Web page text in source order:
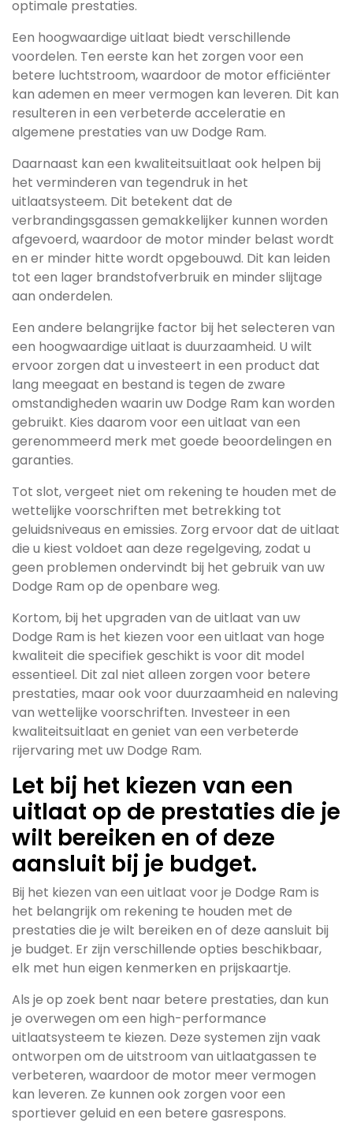
optimale prestaties.
Een hoogwaardige uitlaat biedt verschillende
voordelen. Ten eerste kan het zorgen voor een
betere luchtstroom, waardoor de motor efficiënter
kan ademen en meer vermogen kan leveren. Dit kan
resulteren in een verbeterde acceleratie en
algemene prestaties van uw Dodge Ram.
Daarnaast kan een kwaliteitsuitlaat ook helpen bij
het verminderen van tegendruk in het
uitlaatsysteem. Dit betekent dat de
verbrandingsgassen gemakkelijker kunnen worden
afgevoerd, waardoor de motor minder belast wordt
en er minder hitte wordt opgebouwd. Dit kan leiden
tot een lager brandstofverbruik en minder slijtage
aan onderdelen.
Een andere belangrijke factor bij het selecteren van
een hoogwaardige uitlaat is duurzaamheid. U wilt
ervoor zorgen dat u investeert in een product dat
lang meegaat en bestand is tegen de zware
omstandigheden waarin uw Dodge Ram kan worden
gebruikt. Kies daarom voor een uitlaat van een
gerenommeerd merk met goede beoordelingen en
garanties.
Tot slot, vergeet niet om rekening te houden met de
wettelijke voorschriften met betrekking tot
geluidsniveaus en emissies. Zorg ervoor dat de uitlaat
die u kiest voldoet aan deze regelgeving, zodat u
geen problemen ondervindt bij het gebruik van uw
Dodge Ram op de openbare weg.
Kortom, bij het upgraden van de uitlaat van uw
Dodge Ram is het kiezen voor een uitlaat van hoge
kwaliteit die specifiek geschikt is voor dit model
essentieel. Dit zal niet alleen zorgen voor betere
prestaties, maar ook voor duurzaamheid en naleving
van wettelijke voorschriften. Investeer in een
kwaliteitsuitlaat en geniet van een verbeterde
rijervaring met uw Dodge Ram.
Let bij het kiezen van een
uitlaat op de prestaties die je
wilt bereiken en of deze
aansluit bij je budget.
Bij het kiezen van een uitlaat voor je Dodge Ram is
het belangrijk om rekening te houden met de
prestaties die je wilt bereiken en of deze aansluit bij
je budget. Er zijn verschillende opties beschikbaar,
elk met hun eigen kenmerken en prijskaartje.
Als je op zoek bent naar betere prestaties, dan kun
je overwegen om een high-performance
uitlaatsysteem te kiezen. Deze systemen zijn vaak
ontworpen om de uitstroom van uitlaatgassen te
verbeteren, waardoor de motor meer vermogen
kan leveren. Ze kunnen ook zorgen voor een
sportiever geluid en een betere gasrespons.